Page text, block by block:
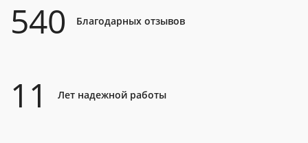
540 Благодарных отзывов
11 Лет надежной работы